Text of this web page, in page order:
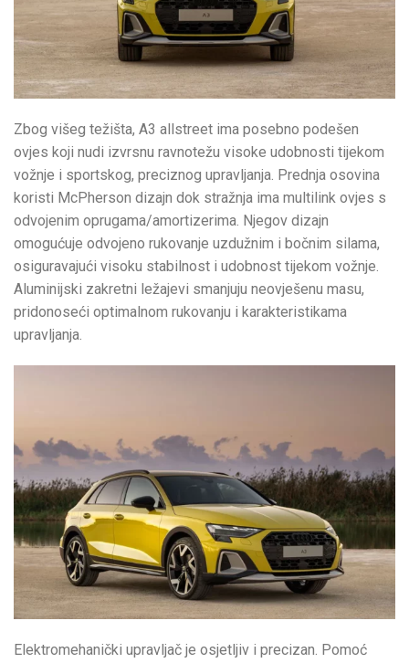
Zbog višeg težišta, A3 allstreet ima posebno podešen
ovjes koji nudi izvrsnu ravnotežu visoke udobnosti tijekom
vožnje i sportskog, preciznog upravljanja. Prednja osovina
koristi McPherson dizajn dok stražnja ima multilink ovjes s
odvojenim oprugama/amortizerima. Njegov dizajn
omogućuje odvojeno rukovanje uzdužnim i bočnim silama,
osiguravajući visoku stabilnost i udobnost tijekom vožnje.
Aluminijski zakretni ležajevi smanjuju neovješenu masu,
pridonoseći optimalnom rukovanju i karakteristikama
upravljanja.
Elektromehanički upravljač je osjetljiv i precizan. Pomoć